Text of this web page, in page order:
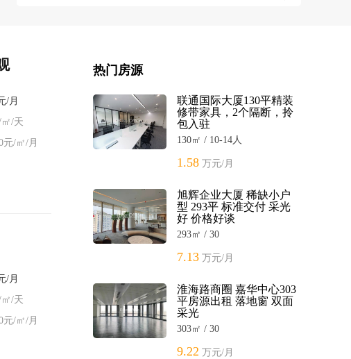
/月
㎡/天
元/㎡/月
/月
/㎡/天
元/㎡/月
热门房源
联通国际大厦130平精装
修带家具，2个隔断，拎
包入驻
130㎡ / 10-14人
1.58 万元/月
旭辉企业大厦 稀缺小户
型 293平 标准交付 采光
好 价格好谈
293㎡ / 30
7.13 万元/月
淮海路商圈 嘉华中心303
平房源出租 落地窗 双面
采光
303㎡ / 30
9.22 万元/月